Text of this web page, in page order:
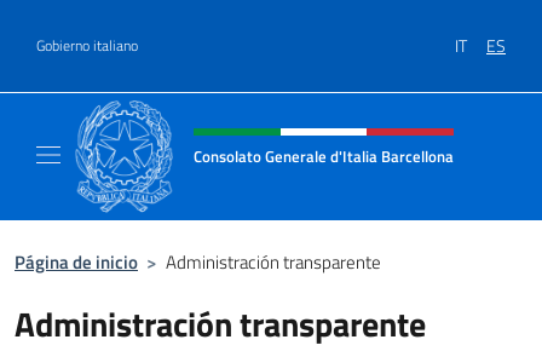
Gobierno italiano IT ES
Encabezado del sitio web,
Consolato Generale d'Italia Barcellona
Página de inicio > Administración transparente
Administración transparente